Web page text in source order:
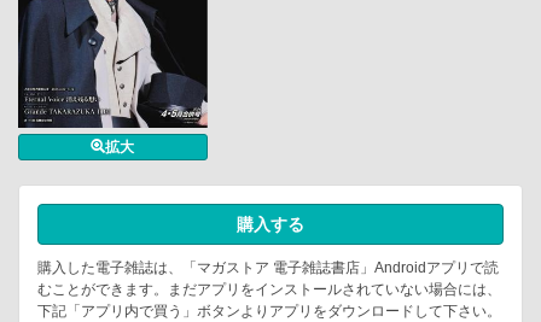
拡大
購入する
購入した電子雑誌は、「マガストア 電子雑誌書店」Androidアプリで読
むことができます。まだアプリをインストールされていない場合には、
下記「アプリ内で買う」ボタンよりアプリをダウンロードして下さい。